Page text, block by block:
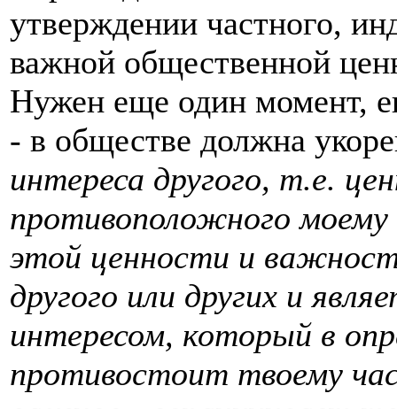
утверждении частного,
важной общественной
Нужен еще один момент,
- в обществе должна
интереса другого, т.е.
противоположного
этой ценности и
другого или других и
интересом, который в
противостоит твоему